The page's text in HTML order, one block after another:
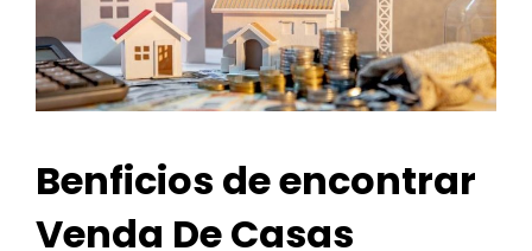
Benficios de encontrar
Venda De Casas